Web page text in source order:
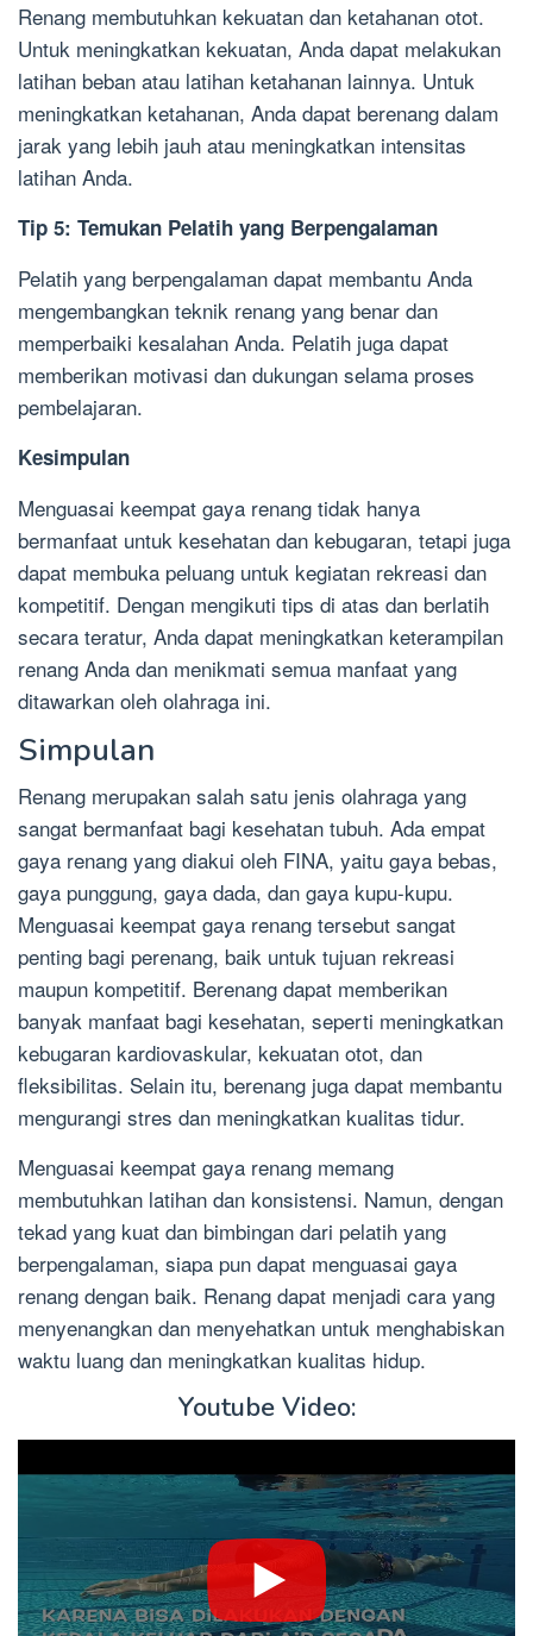
Renang membutuhkan kekuatan dan ketahanan otot.
Untuk meningkatkan kekuatan, Anda dapat melakukan
latihan beban atau latihan ketahanan lainnya. Untuk
meningkatkan ketahanan, Anda dapat berenang dalam
jarak yang lebih jauh atau meningkatkan intensitas
latihan Anda.
Tip 5: Temukan Pelatih yang Berpengalaman
Pelatih yang berpengalaman dapat membantu Anda
mengembangkan teknik renang yang benar dan
memperbaiki kesalahan Anda. Pelatih juga dapat
memberikan motivasi dan dukungan selama proses
pembelajaran.
Kesimpulan
Menguasai keempat gaya renang tidak hanya
bermanfaat untuk kesehatan dan kebugaran, tetapi juga
dapat membuka peluang untuk kegiatan rekreasi dan
kompetitif. Dengan mengikuti tips di atas dan berlatih
secara teratur, Anda dapat meningkatkan keterampilan
renang Anda dan menikmati semua manfaat yang
ditawarkan oleh olahraga ini.
Simpulan
Renang merupakan salah satu jenis olahraga yang
sangat bermanfaat bagi kesehatan tubuh. Ada empat
gaya renang yang diakui oleh FINA, yaitu gaya bebas,
gaya punggung, gaya dada, dan gaya kupu-kupu.
Menguasai keempat gaya renang tersebut sangat
penting bagi perenang, baik untuk tujuan rekreasi
maupun kompetitif. Berenang dapat memberikan
banyak manfaat bagi kesehatan, seperti meningkatkan
kebugaran kardiovaskular, kekuatan otot, dan
fleksibilitas. Selain itu, berenang juga dapat membantu
mengurangi stres dan meningkatkan kualitas tidur.
Menguasai keempat gaya renang memang
membutuhkan latihan dan konsistensi. Namun, dengan
tekad yang kuat dan bimbingan dari pelatih yang
berpengalaman, siapa pun dapat menguasai gaya
renang dengan baik. Renang dapat menjadi cara yang
menyenangkan dan menyehatkan untuk menghabiskan
waktu luang dan meningkatkan kualitas hidup.
Youtube Video: